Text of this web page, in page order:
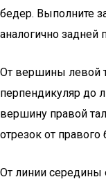
бедер. Выполните
аналогично задней
От вершины левой
перпендикуляр до
вершину правой
отрезок от
От линии середины